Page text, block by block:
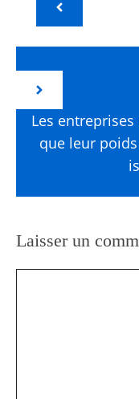
Les
que leur
Laisser un